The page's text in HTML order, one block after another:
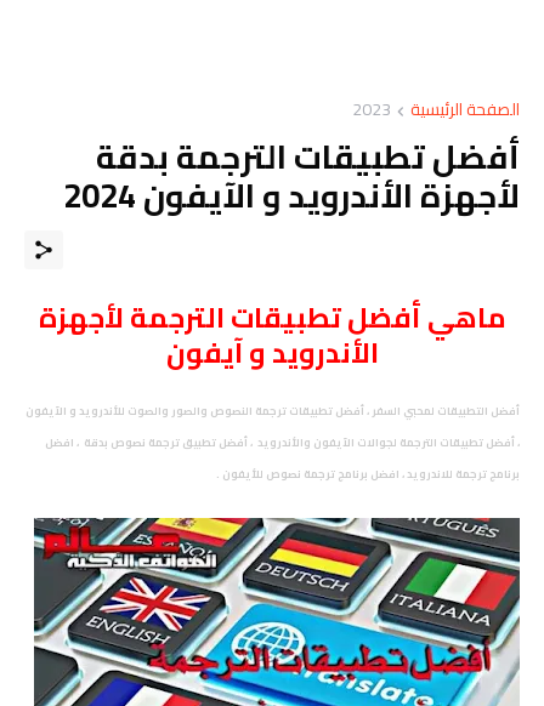
الصفحة الرئيسية 2023
أفضل تطبيقات الترجمة بدقة
لأجهزة الأندرويد و الآيفون 2024
ماهي أفضل تطبيقات الترجمة لأجهزة
الأندرويد و آيفون
أفضل التطبيقات لمحبي السفر ، أفضل تطبيقات ترجمة النصوص والصور والصوت للأندرويد و الآيفون
، أفضل تطبيقات الترجمة لجوالات الآيفون والأندرويد ، أفضل تطبيق ترجمة نصوص بدقة ، افضل
برنامج ترجمة للاندرويد ، افضل برنامج ترجمة نصوص للأيفون .